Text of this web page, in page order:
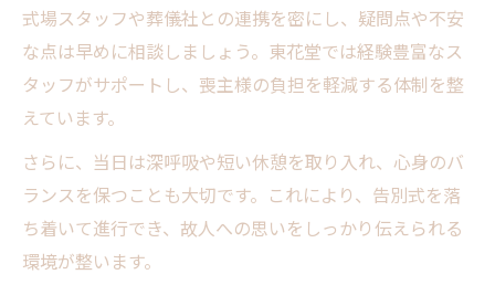
式場スタッフや葬儀社との連携を密にし、疑問点や不安
な点は早めに相談しましょう。東花堂では経験豊富なス
タッフがサポートし、喪主様の負担を軽減する体制を整
えています。
さらに、当日は深呼吸や短い休憩を取り入れ、心身のバ
ランスを保つことも大切です。これにより、告別式を落
ち着いて進行でき、故人への思いをしっかり伝えられる
環境が整います。